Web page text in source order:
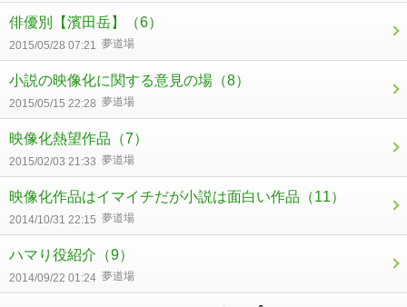
俳優別【濱田岳】 （6）
2015/05/28 07:21 夢道場
小説の映像化に関する意見の場 （8）
2015/05/15 22:28 夢道場
映像化熱望作品 （7）
2015/02/03 21:33 夢道場
映像化作品はイマイチだが小説は面白い作品 （11）
2014/10/31 22:15 夢道場
ハマり役紹介 （9）
2014/09/22 01:24 夢道場